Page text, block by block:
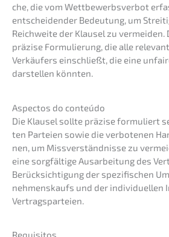
che, die vom Wettbe­werbs­ver­bot
entschei­den­der Bedeu­tung, um
Reich­wei­te der Klausel zu
präzi­se Formu­lie­rung, die alle
Verkäu­fers einschließt, die eine
darstel­len könnten.
Aspec­tos do conteúdo
Die Klausel sollte präzi­se formu­liert
ten Partei­en sowie die verbo­te­nen
nen, um Missver­ständ­nis­se zu
eine sorgfäl­ti­ge Ausar­bei­tung des
Berück­sich­ti­gung der spezi­fi­schen
neh­mens­kaufs und der indivi­du­el­len
Vertragsparteien.